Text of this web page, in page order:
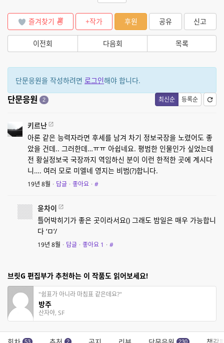
즐겨찾기 +작가 후원 공유 신고
이전회 다음회 목록
단문응원을 작성하려면 로그인해야 합니다.
최신순 등록순
단문응원 2
키르난
아론 같은 능력자라면 후세를 남겨 차기 정보국장을 노렸어도 좋
았을 건데.. 그러한데…ㅠㅠ 아쉽네요. 평범한 인물인가 싶었는데
전 황실정보국 국장까지 역임하신 분이 이런 한적한 곳에 계시다
니…. 여러 모로 미엘네 영지는 비범(?)합니다.
19년 8월 · 답글 · 좋아요 · #
윤차이
틀어박히기가 좋은 곳이라서요() 그래도 밤일은 매우 가능합니
다 ‘ㅁ’/
19년 8월 · 답글 · 좋아요 1 · #
브릿G 편집부가 추천하는 이 작품도 읽어보세요!
"쉼표가 아니라 마침표 같은데요?"
방주
산자야, SF
53 2 230